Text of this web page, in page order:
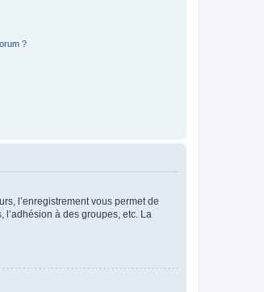
?
l’enregistrement vous permet de
à des groupes, etc. La